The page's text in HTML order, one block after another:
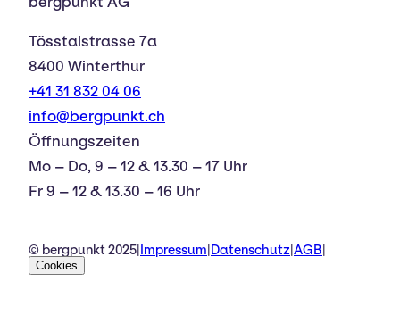
Tösstalstrasse 7a
8400 Winterthur
+41 31 832 04 06
info@bergpunkt.ch
Öffnungszeiten
Mo – Do, 9 – 12 & 13.30 – 17 Uhr
Fr 9 – 12 & 13.30 – 16 Uhr
© bergpunkt 2025 Impressum Datenschutz AGB
Cookies